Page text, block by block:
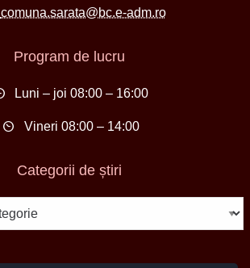
comuna.sarata@bc.e-adm.ro
Program de lucru
Luni – joi 08:00 – 16:00
Vineri 08:00 – 14:00
Categorii de știri